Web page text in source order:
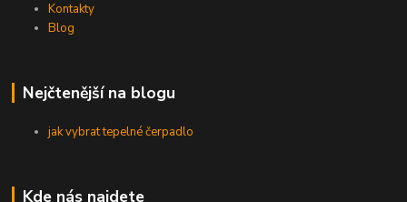
Kontakty
Blog
Nejčtenější na blogu
jak vybrat tepelné čerpadlo
Kde nás najdete